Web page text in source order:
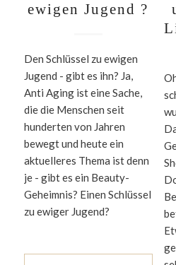
ewigen Jugend ?
Den Schlüssel zu ewigen
Jugend - gibt es ihn? Ja,
Anti Aging ist eine Sache,
die die Menschen seit
hunderten von Jahren
bewegt und heute ein
aktuelleres Thema ist denn
je - gibt es ein Beauty-
Geheimnis? Einen Schlüssel
zu ewiger Jugend?